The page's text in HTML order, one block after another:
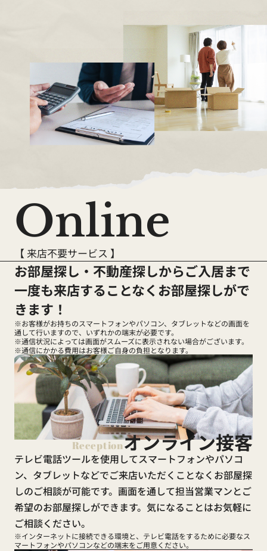
Online
【 来店不要サービス 】
お部屋探し・不動産探しからご入居まで
一度も来店することなくお部屋探しがで
きます！
※お客様がお持ちのスマートフォンやパソコン、タブレットなどの画面を
通して行いますので、いずれかの端末が必要です。
※通信状況によっては画面がスムーズに表示されない場合がございます。
※通信にかかる費用はお客様ご自身の負担となります。
Receptionオンライン接客
テレビ電話ツールを使用してスマートフォンやパソコ
ン、タブレットなどでご来店いただくことなくお部屋探
しのご相談が可能です。画面を通して担当営業マンとご
希望のお部屋探しができます。気になることはお気軽に
ご相談ください。
※インターネットに接続できる環境と、テレビ電話をするために必要なス
マートフォンやパソコンなどの端末をご用意ください。